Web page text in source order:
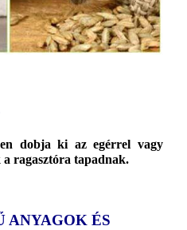
dobja ki az egérrel vagy
a ragasztóra tapadnak.
ANYAGOK ÉS